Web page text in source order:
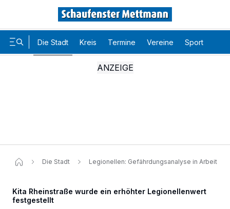
Die Stadt Kreis Termine Vereine Sport
Die Stadt Legionellen: Gefährdungsanalyse in Arbeit
Kita Rheinstraße wurde ein erhöhter Legionellenwert
festgestellt